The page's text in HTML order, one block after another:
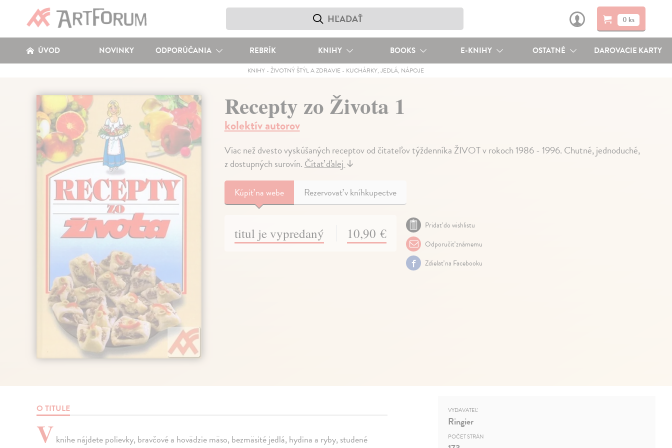
0 ks
ÚVOD NOVINKY ODPORÚČANIA REBRÍK KNIHY BOOKS E-KNIHY OSTATNÉ DAROVACIE KARTY
KNIHY -ŽIVOTNÝ ŠTÝL A ZDRAVIE - KUCHÁRKY, JEDLÁ, NÁPOJE
Recepty zo Života 1
kolektív autorov
Viac než dvesto vyskúšaných receptov od čitateľov týždenníka ŽIVOT v rokoch 1986 - 1996. Chutné, jednoduché,
z dostupných surovín.Čítať ďalej↓
Kúpiťna webe Rezervovať v kníhkupectve
titul je vypredaný 10,90 €
Pridať do wishlistu
Odporučiť známemu
Zdielať na Facebooku
O TITULE
V knihe nájdete polievky, bravčové a hovädzie mäso, bezmäsité jedlá, hydina a ryby, studené
VYDAVATEĽ
Ringier
POČET STRÁN